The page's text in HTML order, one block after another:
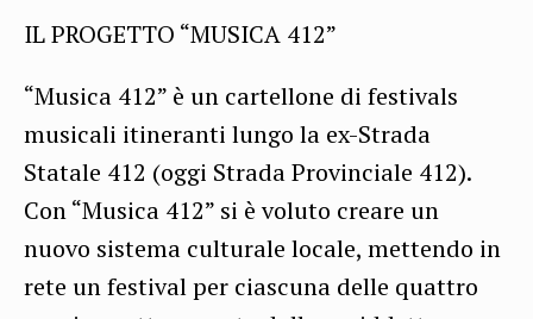
IL PROGETTO “MUSICA 412”
“Musica 412” è un cartellone di festivals
musicali itineranti lungo la ex-Strada
Statale 412 (oggi Strada Provinciale 412).
Con “Musica 412” si è voluto creare un
nuovo sistema culturale locale, mettendo in
rete un festival per ciascuna delle quattro